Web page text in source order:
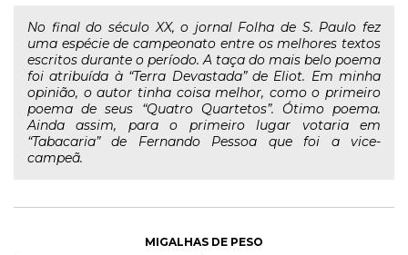
No final do século XX, o jornal Folha de S. Paulo fez
uma espécie de campeonato entre os melhores textos
escritos durante o período. A taça do mais belo poema
foi atribuída à “Terra Devastada” de Eliot. Em minha
opinião, o autor tinha coisa melhor, como o primeiro
poema de seus “Quatro Quartetos”. Ótimo poema.
Ainda assim, para o primeiro lugar votaria em
“Tabacaria” de Fernando Pessoa que foi a vice-
campeã.
MIGALHAS DE PESO